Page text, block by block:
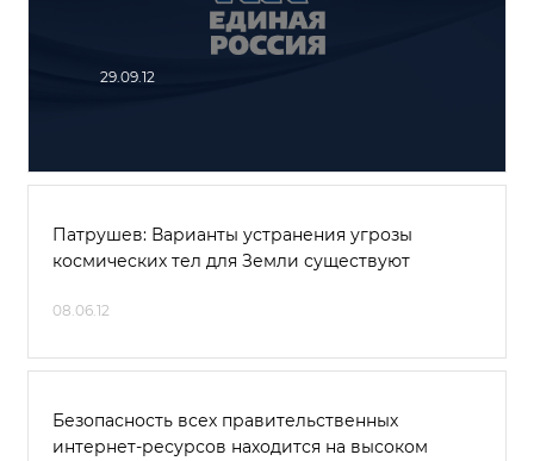
29.09.12
Патрушев: Варианты устранения угрозы
космических тел для Земли существуют
08.06.12
Безопасность всех правительственных
интернет-ресурсов находится на высоком